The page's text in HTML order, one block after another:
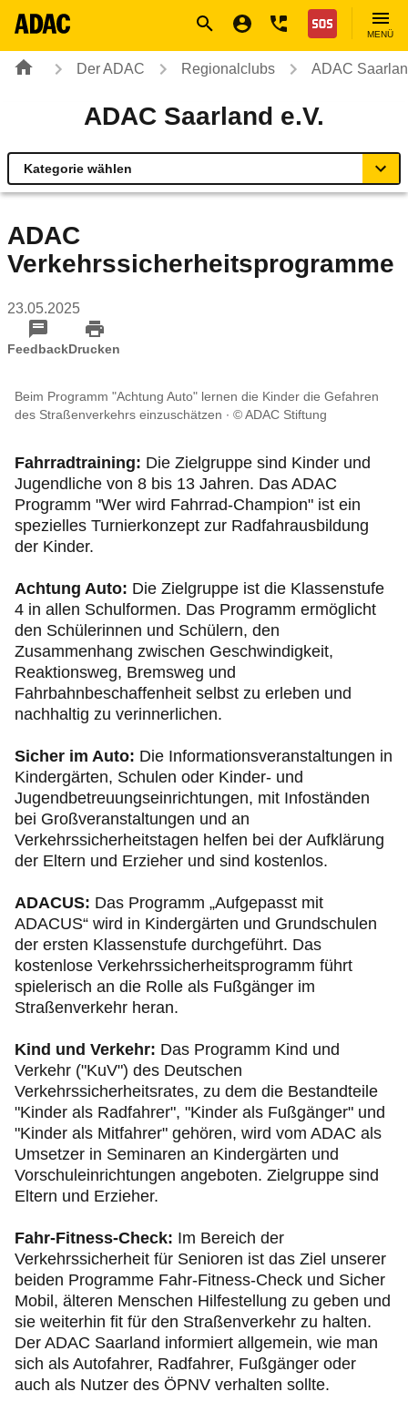
Nothilfe
MENÜ
Der ADAC Regionalclubs ADAC
ADAC Saarland e.V.
Kategorie wählen
Ihr Kontakt
Mitgliedschaft & Service
Reise & Touristik
Motorsport & Ortsclubs
ADAC
Verkehrssicherheitsprogramme
23.05.2025
FeedbackDrucken
Beim Programm "Achtung Auto" lernen die Kinder die Gefahren
des Straßenverkehrs einzuschätzen
© ADAC Stiftung
Fahrradtraining: Die Zielgruppe sind Kinder und
Jugendliche von 8 bis 13 Jahren. Das ADAC
Programm "Wer wird Fahrrad-Champion" ist ein
spezielles Turnierkonzept zur Radfahrausbildung
der Kinder.
Achtung Auto: Die Zielgruppe ist die Klassenstufe
4 in allen Schulformen. Das Programm ermöglicht
den Schülerinnen und Schülern, den
Zusammenhang zwischen Geschwindigkeit,
Reaktionsweg, Bremsweg und
Fahrbahnbeschaffenheit selbst zu erleben und
nachhaltig zu verinnerlichen.
Sicher im Auto: Die Informationsveranstaltungen in
Kindergärten, Schulen oder Kinder- und
Jugendbetreuungseinrichtungen, mit Infoständen
bei Großveranstaltungen und an
Verkehrssicherheitstagen helfen bei der Aufklärung
der Eltern und Erzieher und sind kostenlos.
ADACUS: Das Programm „Aufgepasst mit
ADACUS“ wird in Kindergärten und Grundschulen
der ersten Klassenstufe durchgeführt. Das
kostenlose Verkehrssicherheitsprogramm führt
spielerisch an die Rolle als Fußgänger im
Straßenverkehr heran.
Kind und Verkehr: Das Programm Kind und
Verkehr ("KuV") des Deutschen
Verkehrssicherheitsrates, zu dem die Bestandteile
"Kinder als Radfahrer", "Kinder als Fußgänger" und
"Kinder als Mitfahrer" gehören, wird vom ADAC als
Umsetzer in Seminaren an Kindergärten und
Vorschuleinrichtungen angeboten. Zielgruppe sind
Eltern und Erzieher.
Fahr-Fitness-Check: Im Bereich der
Verkehrssicherheit für Senioren ist das Ziel unserer
beiden Programme Fahr-Fitness-Check und Sicher
Mobil, älteren Menschen Hilfestellung zu geben und
sie weiterhin fit für den Straßenverkehr zu halten.
Der ADAC Saarland informiert allgemein, wie man
sich als Autofahrer, Radfahrer, Fußgänger oder
auch als Nutzer des ÖPNV verhalten sollte.